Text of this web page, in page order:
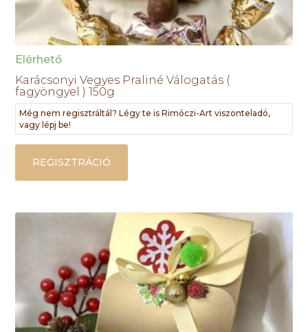
Elérhető
Karácsonyi Vegyes Praliné Válogatás (
fagyöngyel ) 150g
Még nem regisztráltál? Légy te is Rimóczi-Art viszonteladó,
vagy lépj be!
REGISZTRÁCIÓ